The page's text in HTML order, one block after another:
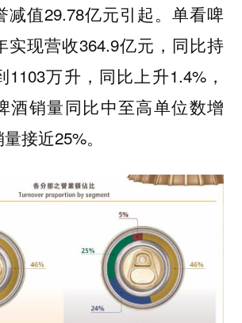
减值29.78亿元引起。单看啤
实现营收364.9亿元，同比持
万升，同比上升1.4%，
酒销量同比中至高单位数增
接近25%。